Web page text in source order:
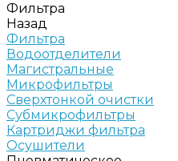
Фильтра
Назад
Фильтра
Водоотделители
Магистральные
Микрофильтры
Сверхтонкой очистки
Субмикрофильтры
Картриджи фильтра
Осушители